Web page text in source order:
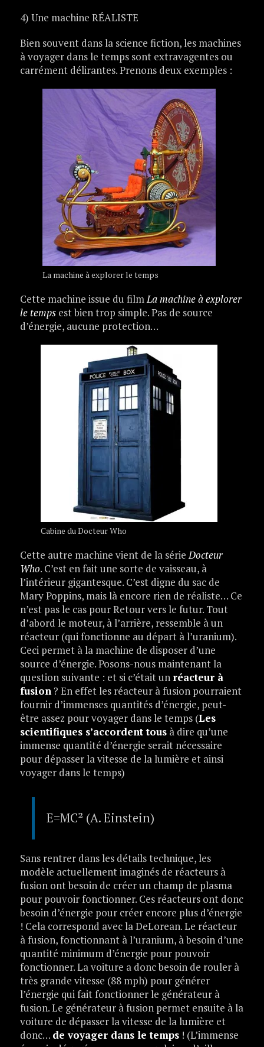
4) Une machine RÉALISTE
Bien souvent dans la science fiction, les machines
à voyager dans le temps sont extravagentes ou
carrément délirantes. Prenons deux exemples :
La machine à explorer le temps
Cette machine issue du filmLa machine à explorer
le tempsest bien trop simple. Pas de source
d’énergie, aucune protection…
Cabine du Docteur Who
Cette autre machine vient de la sérieDocteur
Who. C’est en fait une sorte de vaisseau, à
l’intérieur gigantesque. C’est digne du sac de
Mary Poppins, mais là encore rien de réaliste… Ce
n’est pas le cas pour Retour vers le futur. Tout
d’abord le moteur, à l’arrière, ressemble à un
réacteur (qui fonctionne au départ à l’uranium).
Ceci permet à la machine de disposer d’une
source d’énergie. Posons-nous maintenant la
question suivante : et si c’était un réacteur à
fusion? En effet les réacteur à fusion pourraient
fournir d’immenses quantités d’énergie, peut-
être assez pour voyager dans le temps (Les
scientifiques s’accordent tousà dire qu’une
immense quantité d’énergie serait nécessaire
pour dépasser la vitesse de la lumière et ainsi
voyager dans le temps)
E=MC² (A. Einstein)
Sans rentrer dans les détails technique, les
modèle actuellement imaginés de réacteurs à
fusion ont besoin de créer un champ de plasma
pour pouvoir fonctionner. Ces réacteurs ont donc
besoin d’énergie pour créer encore plus d’énergie
! Cela correspond avec la DeLorean. Le réacteur
à fusion, fonctionnant à l’uranium, à besoin d’une
quantité minimum d’énergie pour pouvoir
fonctionner. La voiture a donc besoin de rouler à
très grande vitesse (88 mph) pour générer
l’énergie qui fait fonctionner le générateur à
fusion. Le générateur à fusion permet ensuite à la
voiture de dépasser la vitesse de la lumière et
donc… de voyager dans le temps! (L’immense